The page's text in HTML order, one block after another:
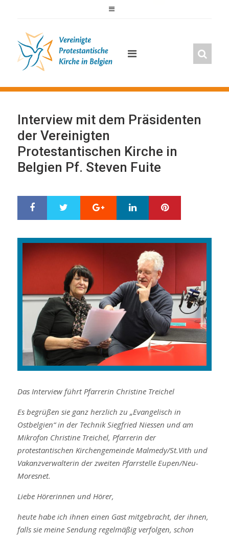
o
Interview mit dem Präsidenten
der Vereinigten
Protestantischen Kirche in
Belgien Pf. Steven Fuite
r
e
g
k
e
d
I
n
t
t
Das Interview führt Pfarrerin Christine Treichel
Es begrüßen sie ganz herzlich zu „Evangelisch in
Ostbelgien“ in der Technik Siegfried Niessen und am
Mikrofon Christine Treichel, Pfarrerin der
protestantischen Kirchengemeinde Malmedy/St.Vith und
Vakanzverwalterin der zweiten Pfarrstelle Eupen/Neu-
Moresnet.
Liebe Hörerinnen und Hörer,
heute habe ich ihnen einen Gast mitgebracht, der ihnen,
falls sie meine Sendung regelmäßig verfolgen, schon